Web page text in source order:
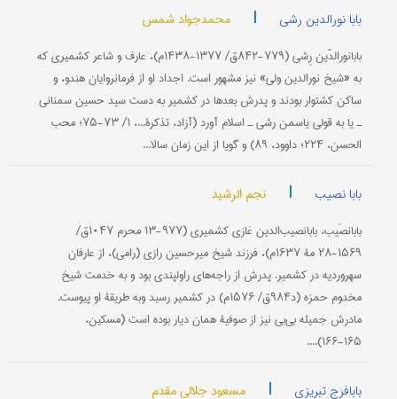
بابا نورالدین رشی | محمدجواد شمس
بابانورالدّین رِشی (۷۷۹-۸۴۲ق/ ۱۳۷۷-۱۴۳۸م)، عارف و شاعر کشمیری که
به «شیخ نورالدین ولی» نیز مشهور است. اجداد او از فرمانروایان هندو، و
ساکن کشتوار بودند و پدرش بعدها در کشمیر به دست سید حسین سمنانی
ـ یا به قولی یاسمن رشی ـ اسلام آورد (آزاد، تذکرة...، ۱/ ۷۳-۷۵؛ محب
الحسن، ۲۲۴؛ داوود، ۸۹) و گویا از این زمان سالا...
بابا نصیب | نجم الرشید
بابانصَیب، بابانصیب‌الدین غازی کشمیری (۹۷۷-۱۳ محرم ۱۰۴۷ق/
۱۵۶۹-۲۸ مۀ ۱۶۳۷م)، فرزند شیخ میرحسین‌ رازی (رامی)، از عارفان
سهروردیه در کشمیر. پدرش از راجه‌های راولپندی بود و به خدمت شیخ
مخدوم‌ حمزه (د۹۸۴ق/ ۱۵۷۶م) در کشمیر رسید وبه طریقۀ او پیوست.
مادرش جمیله بی‌بی نیز از صوفیۀ همان دیار بوده است (مسکین،
۱۶۵-۱۶۶)....
بابافرج تبریزی | مسعود جلالی مقدم